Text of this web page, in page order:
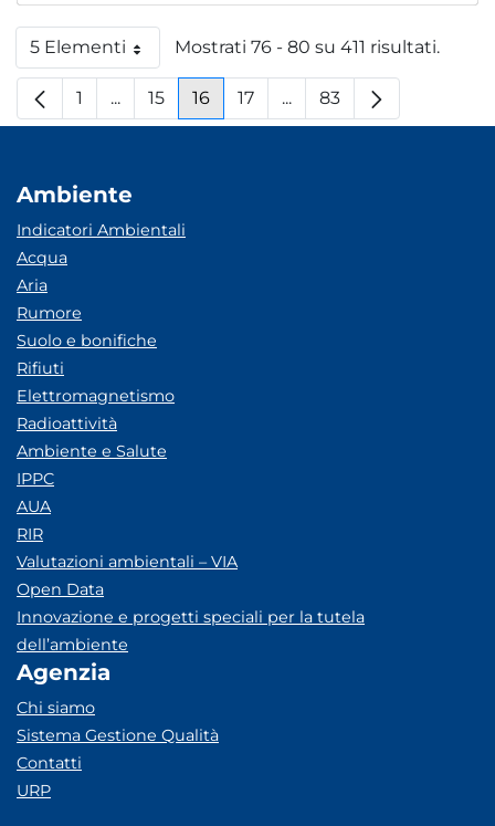
5 ElementiPer paginaMostrati 76 - 80 su 411 risultati.
Pagina
1 ...Pagine intermedie
Pagina
15 Pagina
16 Pagina
17 ...Pagine intermedie
Pagina
83
Ambiente
Indicatori Ambientali
Acqua
Aria
Rumore
Suolo e bonifiche
Rifiuti
Elettromagnetismo
Radioattività
Ambiente e Salute
IPPC
AUA
RIR
Valutazioni ambientali – VIA
Open Data
Innovazione e progetti speciali per la tutela
dell’ambiente
Agenzia
Chi siamo
Sistema Gestione Qualità
Contatti
URP